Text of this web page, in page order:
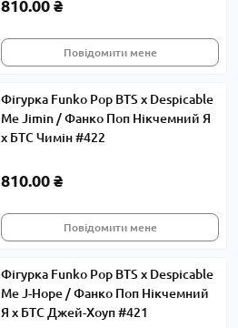
810.00 ₴
Повідомити мене
Фігурка Funko Pop BTS x Despicable
Me Jimin / Фанко Поп Нікчемний Я
x БТС Чимін #422
810.00 ₴
Повідомити мене
Фігурка Funko Pop BTS x Despicable
Me J-Hope / Фанко Поп Нікчемний
Я x БТС Джей-Хоуп #421